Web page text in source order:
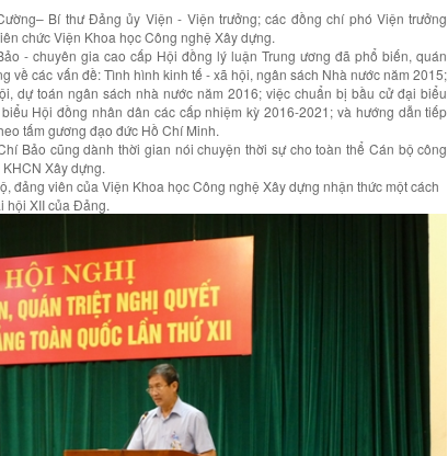
Bí thư Đảng ủy Viện - Viện trưởng; các đồng chí phó Viện trưởng
chức Viện Khoa học Công nghệ Xây dựng.
- chuyên gia cao cấp Hội đồng lý luận Trung ương đã phổ biến, quán
về các vấn đề: Tình hình kinh tế - xã hội, ngân sách Nhà nước năm 2015;
dự toán ngân sách nhà nước năm 2016; việc chuẩn bị bầu cử đại biểu
Hội đồng nhân dân các cấp nhiệm kỳ 2016-2021; và hướng dẫn tiếp
tấm gương đạo đức Hồ Chí Minh.
Bảo cũng dành thời gian nói chuyện thời sự cho toàn thể Cán bộ công
Xây dựng.
đảng viên của Viện Khoa học Công nghệ Xây dựng nhận thức một cách
hội XII của Đảng.